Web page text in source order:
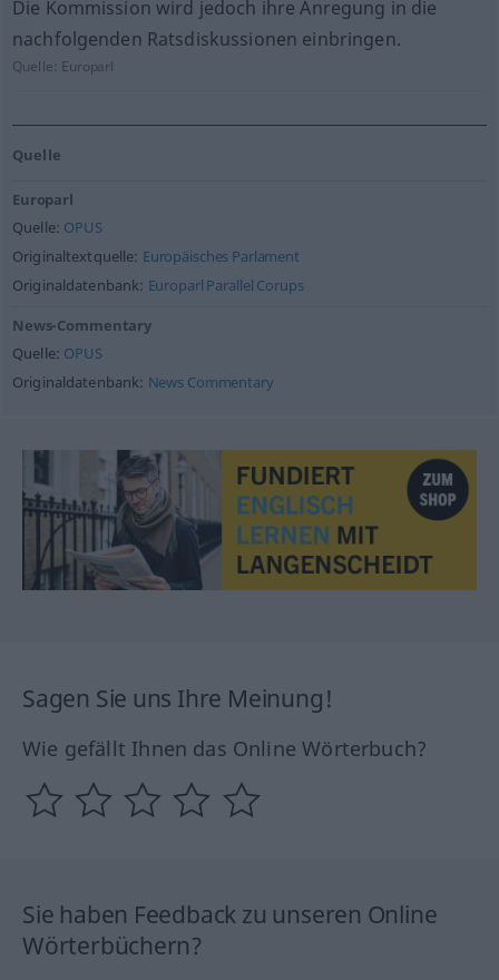
Die Kommission wird jedoch ihre Anregung in die
nachfolgenden Ratsdiskussionen einbringen.
Quelle: Europarl
Quelle
Europarl
Quelle: OPUS
Originaltextquelle: Europäisches Parlament
Originaldatenbank: Europarl Parallel Corups
News-Commentary
Quelle: OPUS
Originaldatenbank: News Commentary
Sagen Sie uns Ihre Meinung!
Wie gefällt Ihnen das Online Wörterbuch?
Sie haben Feedback zu unseren Online
Wörterbüchern?